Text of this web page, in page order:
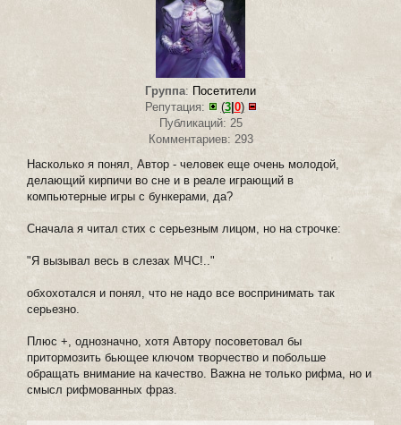
Группа: Посетители
Репутация:
(3| 0)
Публикаций: 25
Комментариев: 293
Насколько я понял, Автор - человек еще очень молодой,
делающий кирпичи во сне и в реале играющий в
компьютерные игры с бункерами, да?
Сначала я читал стих с серьезным лицом, но на строчке:
"Я вызывал весь в слезах МЧС!.."
обхохотался и понял, что не надо все воспринимать так
серьезно.
Плюс +, однозначно, хотя Автору посоветовал бы
притормозить бьющее ключом творчество и побольше
обращать внимание на качество. Важна не только рифма, но и
смысл рифмованных фраз.